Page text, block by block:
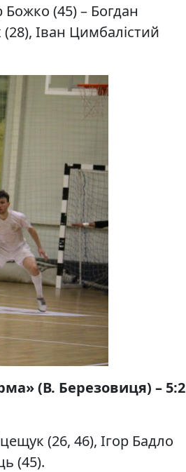
(45) – Богдан
Іван Цимбалістий
(В. Березовиця) – 5:2
(26, 46), Ігор Бадло
(45).